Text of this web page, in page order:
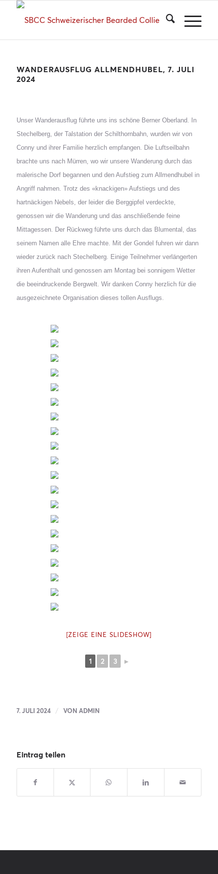
WANDERAUSFLUG ALLMENDHUBEL, 7. JULI
2024
Unser Wanderausflug führte uns ins schöne Berner Oberland. In
Stechelberg, der Talstation der Schilthornbahn, wurden wir von
Conny und ihrer Familie herzlich empfangen. Die Luftseilbahn
brachte uns nach Mürren, wo wir unsere Wanderung durch das
malerische Dorf begannen und den Aufstieg zum Allmendhubel in
Angriff nahmen. Trotz des «knackigen» Aufstiegs und des
hartnäckigen Nebels, der leider die Berggipfel verdeckte,
genossen wir die Wanderung und das anschließende feine
Mittagessen. Der Rückweg führte uns durch das Blumental, das
seinem Namen alle Ehre machte. Mit der Gondel fuhren wir dann
wieder zurück nach Stechelberg. Einige Teilnehmer verlängerten
ihren Aufenthalt und genossen am Montag bei sonnigem Wetter
die beeindruckende Bergwelt. Wir danken Conny herzlich für die
ausgezeichnete Organisation dieses tollen Ausflugs.
[ZEIGE EINE SLIDESHOW]
1 2 3 ►
7. JULI 2024 / VON ADMIN
Eintrag teilen